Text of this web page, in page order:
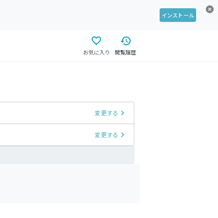
インストール
お気に入り 閲覧履歴
変更する
変更する